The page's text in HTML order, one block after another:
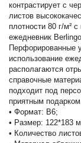
контрастирует с
листов
плотности 80 г/м²
ежедневник
Перфорированные
использование
располагаются
справочные
подходит под
приятным
• Формат: B6;
• Размер: 122*183
• Количество